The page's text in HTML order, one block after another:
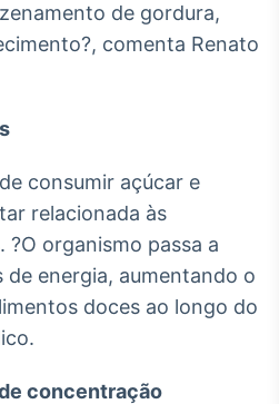
Investimentos
Em breve
de ativos
Em breve
Crédito
de gordura,
comenta Renato
consumir açúcar e
relacionada às
?O organismo passa a
energia, aumentando o
doces ao longo do
concentração